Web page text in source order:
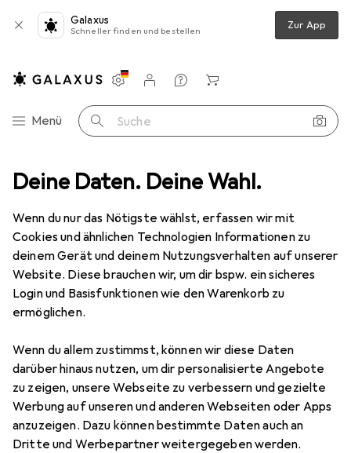
Deine Daten. Deine Wahl.
Wenn du nur das Nötigste wählst, erfassen wir mit
Cookies und ähnlichen Technologien Informationen zu
deinem Gerät und deinem Nutzungsverhalten auf unserer
Website. Diese brauchen wir, um dir bspw. ein sicheres
Login und Basisfunktionen wie den Warenkorb zu
ermöglichen.
Wenn du allem zustimmst, können wir diese Daten
darüber hinaus nutzen, um dir personalisierte Angebote
zu zeigen, unsere Webseite zu verbessern und gezielte
Werbung auf unseren und anderen Webseiten oder Apps
anzuzeigen. Dazu können bestimmte Daten auch an
Dritte und Werbepartner weitergegeben werden.
Galaxus
Schneller finden und bestellen Zur App
Navigation nach Kategorien
Menü Suche
Einstellungen
Kundenkonto
Vergleichslisten
Merklisten
Warenkorb
Ständer LogiLink Notebook-Aluminiumständer 11-15", max. 5kg
13 Bilder
LogiLinkNotebook-Aluminiumständer
11-15", max. 5kg
Preis in EUR inkl. MwSt.
EUR
24,99
3
Bewertungen Marke
Mehr von LogiLink